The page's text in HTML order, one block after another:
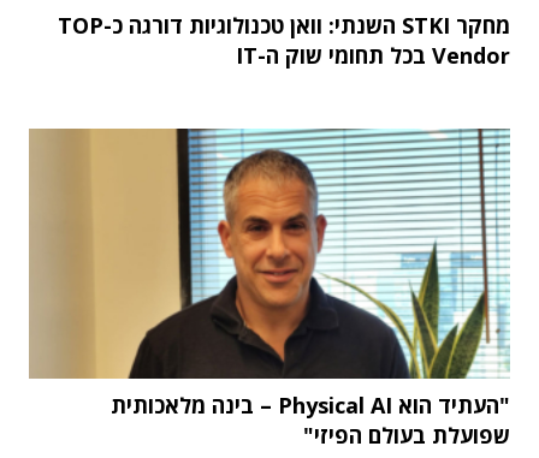
מחקר STKI השנתי: וואן טכנולוגיות דורגה כ-TOP
Vendor בכל תחומי שוק ה-IT
"העתיד הוא Physical AI – בינה מלאכותית
שפועלת בעולם הפיזי"